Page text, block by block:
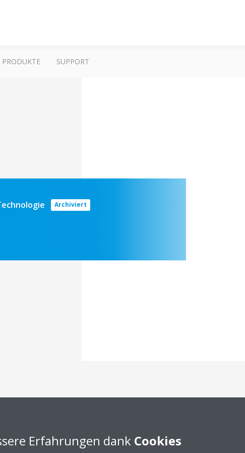
PRODUKTE SUPPORT
Archiviert
Erfahrungen dank Cookies